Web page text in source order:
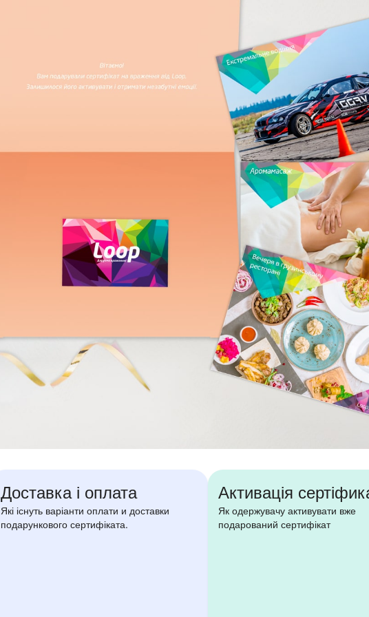
Доставка і оплата
Які існуть варіанти оплати и доставки
подарункового сертифіката.
Активація
Як одержувачу активувати вже
подарований сертифікат